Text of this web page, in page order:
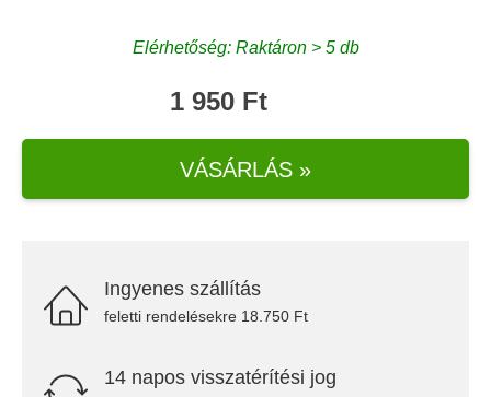
Elérhetőség: Raktáron > 5 db
1 950 Ft
VÁSÁRLÁS »
Ingyenes szállítás
feletti rendelésekre 18.750 Ft
14 napos visszatérítési jog